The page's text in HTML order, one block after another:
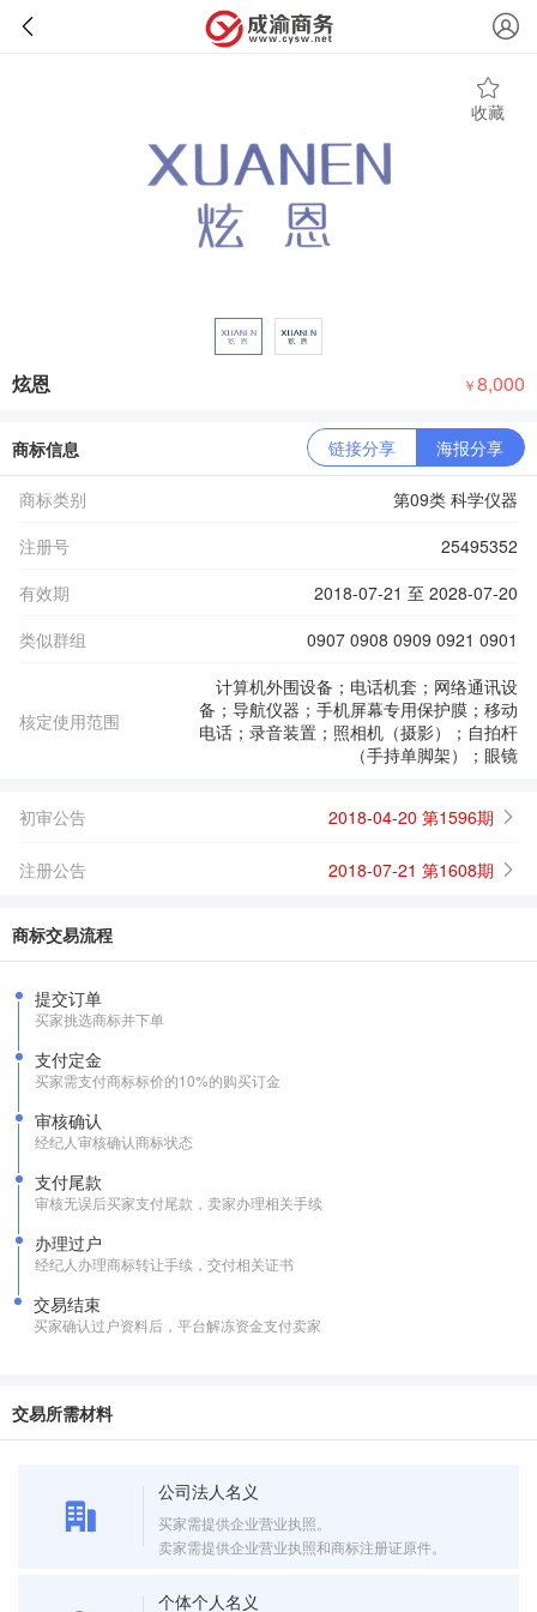
收藏
炫恩 ￥8,000
商标信息 链接分享 海报分享
商标类别
第09类 科学仪器
注册号
25495352
有效期
2018-07-21 至 2028-07-20
类似群组
0907 0908 0909 0921 0901
核定使用范围
计算机外围设备；电话机套；网络通讯设
备；导航仪器；手机屏幕专用保护膜；移动
电话；录音装置；照相机（摄影）；自拍杆
（手持单脚架）；眼镜
初审公告 2018-04-20 第1596期
注册公告 2018-07-21 第1608期
商标交易流程
提交订单
买家挑选商标并下单
支付定金
买家需支付商标标价的10%的购买订金
审核确认
经纪人审核确认商标状态
支付尾款
审核无误后买家支付尾款，卖家办理相关手续
办理过户
经纪人办理商标转让手续，交付相关证书
交易结束
买家确认过户资料后，平台解冻资金支付卖家
交易所需材料
公司法人名义
买家需提供企业营业执照。
卖家需提供企业营业执照和商标注册证原件。
个体个人名义